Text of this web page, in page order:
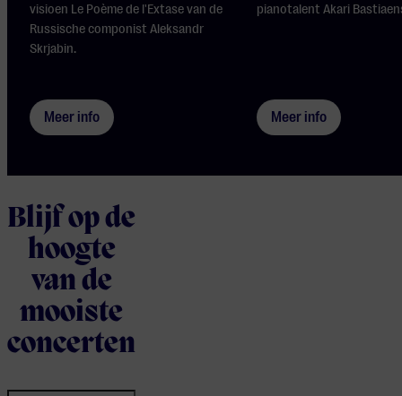
visioen Le Poème de l'Extase van de
Russische componist Aleksandr
Skrjabin.
Meer info
pianotalent Akari
Meer info
Blijf op de
hoogte
van de
mooiste
concerten